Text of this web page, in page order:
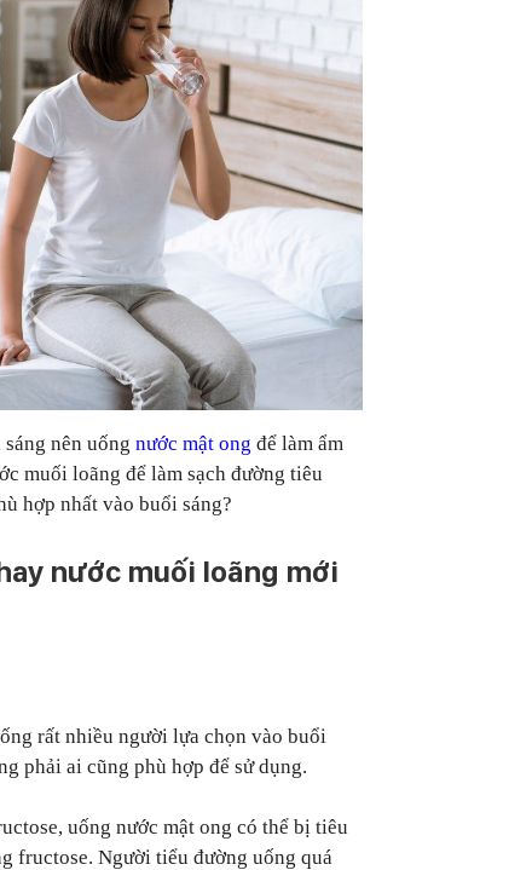
nên uống nước mật ong để làm ẩm
muối loãng để làm sạch đường tiêu
hợp nhất vào buổi sáng?
nước muối loãng mới
rất nhiều người lựa chọn vào buổi
phải ai cũng phù hợp để sử dụng.
uống nước mật ong có thể bị tiêu
fructose. Người tiểu đường uống quá